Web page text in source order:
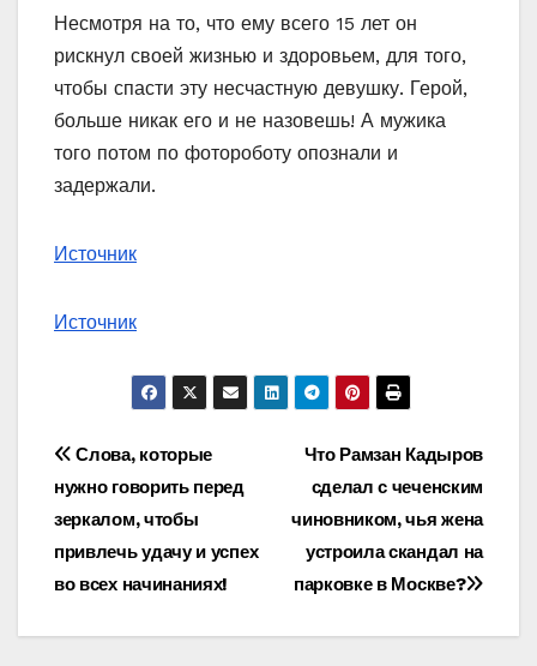
Несмотря на то, что ему всего 15 лет он
рискнул своей жизнью и здоровьем, для того,
чтобы спасти эту несчастную девушку. Герой,
больше никак его и не назовешь! А мужика
того потом по фотороботу опознали и
задержали.
Источник
Источник
Навигация
по
записям
Что Рамзан Кадыров
сделал с чеченским
чиновником, чья жена
устроила скандал на
парковке в Москве?
Слова, которые
нужно говорить перед
зеркалом, чтобы
привлечь удачу и успех
во всех начинаниях!